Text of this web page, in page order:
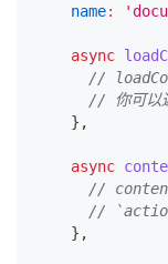
name:
async
//
// 你可以
} ,
async
//
//
} ,